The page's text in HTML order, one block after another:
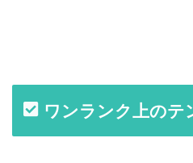
ワンランク上のテ